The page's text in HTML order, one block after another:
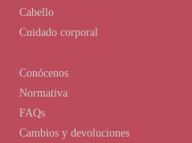
Conócenos
Normativa
FAQs
Cambios y devoluciones
Cabello
Cuidado corporal